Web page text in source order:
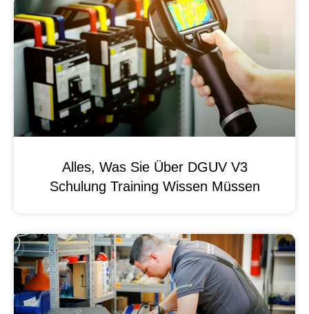
Alles, Was Sie Über DGUV V3
Schulung Training Wissen Müssen